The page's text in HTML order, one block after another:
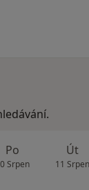
Po
Srpen
Út
11 Srpen